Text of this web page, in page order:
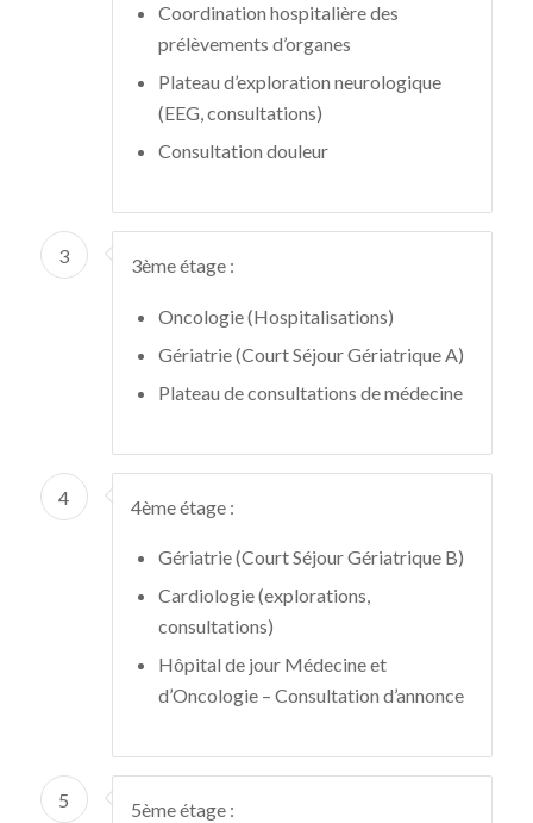
Coordination hospitalière des
prélèvements d’organes
Plateau d’exploration neurologique
(EEG, consultations)
Consultation douleur
3 3ème étage :
Oncologie (Hospitalisations)
Gériatrie (Court Séjour Gériatrique A)
Plateau de consultations de médecine
4 4ème étage :
Gériatrie (Court Séjour Gériatrique B)
Cardiologie (explorations,
consultations)
Hôpital de jour Médecine et
d’Oncologie – Consultation d’annonce
5 5ème étage :